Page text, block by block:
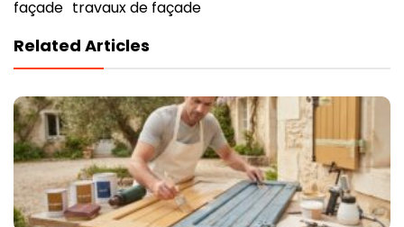
façade travaux de façade
Related Articles